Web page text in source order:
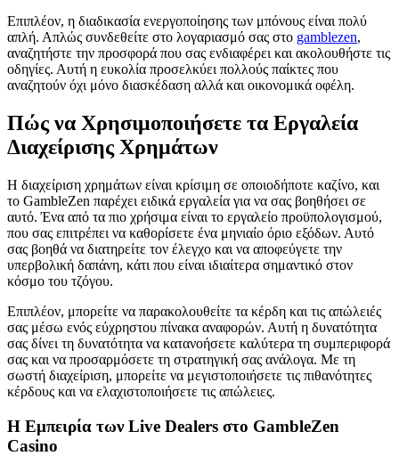
Επιπλέον, η διαδικασία ενεργοποίησης των μπόνους είναι πολύ
απλή. Απλώς συνδεθείτε στο λογαριασμό σας στο gamblezen,
αναζητήστε την προσφορά που σας ενδιαφέρει και ακολουθήστε τις
οδηγίες. Αυτή η ευκολία προσελκύει πολλούς παίκτες που
αναζητούν όχι μόνο διασκέδαση αλλά και οικονομικά οφέλη.
Πώς να Χρησιμοποιήσετε τα Εργαλεία
Διαχείρισης Χρημάτων
Η διαχείριση χρημάτων είναι κρίσιμη σε οποιοδήποτε καζίνο, και
το GambleZen παρέχει ειδικά εργαλεία για να σας βοηθήσει σε
αυτό. Ένα από τα πιο χρήσιμα είναι το εργαλείο προϋπολογισμού,
που σας επιτρέπει να καθορίσετε ένα μηνιαίο όριο εξόδων. Αυτό
σας βοηθά να διατηρείτε τον έλεγχο και να αποφεύγετε την
υπερβολική δαπάνη, κάτι που είναι ιδιαίτερα σημαντικό στον
κόσμο του τζόγου.
Επιπλέον, μπορείτε να παρακολουθείτε τα κέρδη και τις απώλειές
σας μέσω ενός εύχρηστου πίνακα αναφορών. Αυτή η δυνατότητα
σας δίνει τη δυνατότητα να κατανοήσετε καλύτερα τη συμπεριφορά
σας και να προσαρμόσετε τη στρατηγική σας ανάλογα. Με τη
σωστή διαχείριση, μπορείτε να μεγιστοποιήσετε τις πιθανότητες
κέρδους και να ελαχιστοποιήσετε τις απώλειες.
Η Εμπειρία των Live Dealers στο GambleZen
Casino